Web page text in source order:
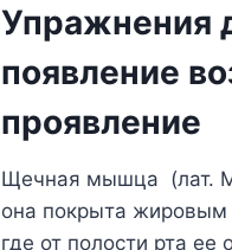
Упражнения
появление
проявление
Щечная мышца (лат.
она покрыта жировым
где от полости рта